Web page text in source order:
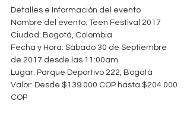
Detalles e Información del evento
Nombre del evento: Teen Festival 2017
Ciudad: Bogotá, Colombia
Fecha y Hora: Sábado 30 de Septiembre
de 2017 desde las 11:00am
Lugar: Parque Deportivo 222, Bogotá
Valor: Desde $139.000 COP hasta $204.000
COP